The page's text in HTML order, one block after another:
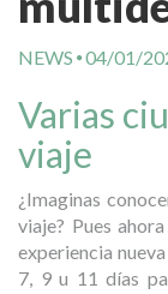
NEWS 04/01/
Varias
viaje
¿Imaginas
viaje? Pues
experiencia
7, 9 u 11 días